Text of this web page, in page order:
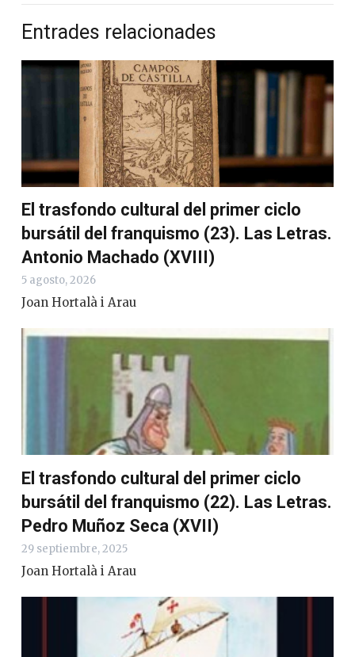
Entrades relacionades
El trasfondo cultural del primer ciclo
bursátil del franquismo (23). Las Letras.
Antonio Machado (XVIII)
5 agosto, 2026
Joan Hortalà i Arau
El trasfondo cultural del primer ciclo
bursátil del franquismo (22). Las Letras.
Pedro Muñoz Seca (XVII)
29 septiembre, 2025
Joan Hortalà i Arau